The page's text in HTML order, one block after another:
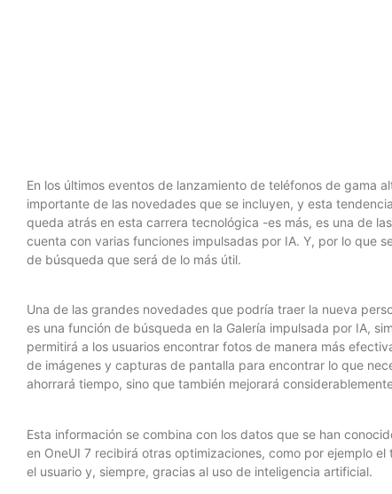
En los últimos eventos de lanzamiento de teléfonos de gama
importante de las novedades que se incluyen, y esta
queda atrás en esta carrera tecnológica -es más, es una de
cuenta con varias funciones impulsadas por IA. Y, por lo que
de búsqueda que será de lo más útil.
Una de las grandes novedades que podría traer la nueva
es una función de búsqueda en la Galería impulsada por IA,
permitirá a los usuarios encontrar fotos de manera más
de imágenes y capturas de pantalla para encontrar lo que
ahorrará tiempo, sino que también mejorará
Esta información se combina con los datos que se han
en OneUI 7 recibirá otras optimizaciones, como por ejemplo
el usuario y, siempre, gracias al uso de inteligencia artificial.